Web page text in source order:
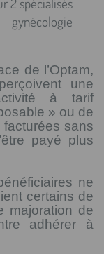
de l’Optam,
une
à tarif
» ou de
sans
payé plus
ne
certains de
majoration de
adhérer à